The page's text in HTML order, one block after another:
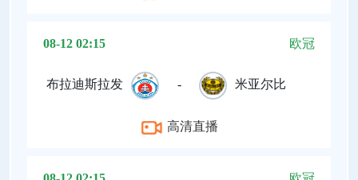
08-12 02:15 欧冠
布拉迪斯拉发 - 米亚尔比
高清直播